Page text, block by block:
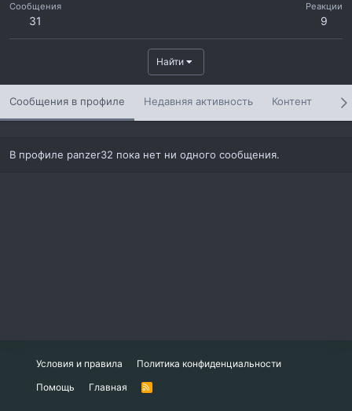
Сообщения
31
Реакции
9
Найти
Сообщения в профиле Недавняя активность Контент
В профиле panzer32 пока нет ни одного сообщения.
Условия и правила
Политика конфиденциальности
Помощь
Главная
R